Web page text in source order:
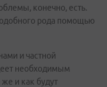
конечно, есть.
рода помощью
и частной
необходимым
и как будут